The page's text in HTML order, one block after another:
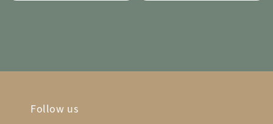
Follow us